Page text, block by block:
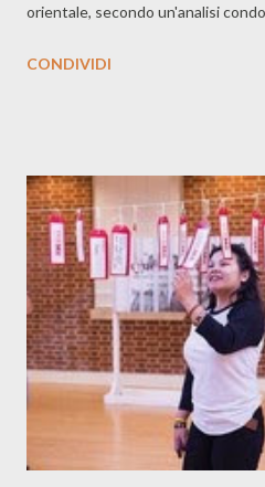
orientale, secondo un'analisi
aspettavano. "Nel 2044, la
alcun gruppo che sarà
2044." Finalmente la maggioranza
aggiungiamo noi. Qui l’intero
CONDIVIDI